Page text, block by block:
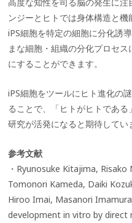
ンジーとヒトでは身体構造と機
iPS細胞を特定の細胞に分化誘
まな細胞・組織の分化プロセ
にすることができます。
iPS細胞をツールにヒト進化の
ることで、「ヒトがヒトであ
研究が活発になると期待してい
参考文献
・Ryunosuke Kitajima,
Tomonori Kameda, Daiki
Hiroo Imai, Masanori
development in vitro by